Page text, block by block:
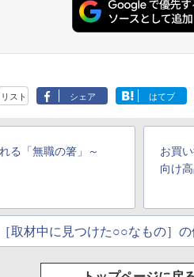
リスト シェア はてブ
る「無職の箸」～
お買
向け
［取材中に見つけた○○なもの］